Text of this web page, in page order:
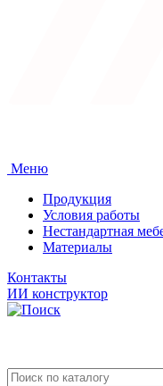
Меню
Продукция
Условия работы
Нестандартная
Материалы
Контакты
ИИ конструктор